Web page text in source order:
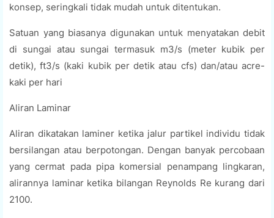
konsep, seringkali tidak mudah untuk ditentukan.
Satuan yang biasanya digunakan untuk menyatakan debit
di sungai atau sungai termasuk m3/s (meter kubik per
detik), ft3/s (kaki kubik per detik atau cfs) dan/atau acre-
kaki per hari
Aliran Laminar
Aliran dikatakan laminer ketika jalur partikel individu tidak
bersilangan atau berpotongan. Dengan banyak percobaan
yang cermat pada pipa komersial penampang lingkaran,
alirannya laminar ketika bilangan Reynolds Re kurang dari
2100.